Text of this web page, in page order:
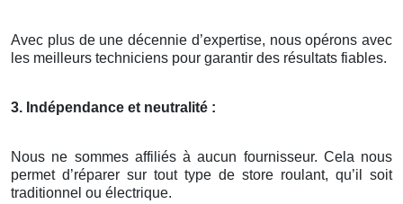
Avec plus de une décennie d’expertise, nous opérons avec
les meilleurs techniciens pour garantir des résultats fiables.
3. Indépendance et neutralité :
Nous ne sommes affiliés à aucun fournisseur. Cela nous
permet d’réparer sur tout type de store roulant, qu’il soit
traditionnel ou électrique.